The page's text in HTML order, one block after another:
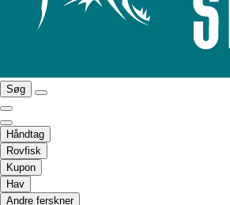
Søg
Håndtag
Rovfisk
Kupon
Hav
Andre ferskner